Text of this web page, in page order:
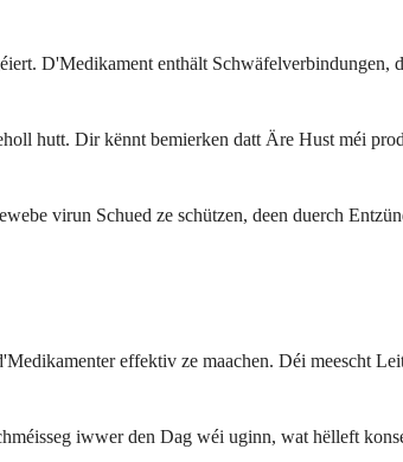
D'Medikament enthält Schwäfelverbindungen,
hutt. Dir kënnt bemierken datt Äre Hust méi
virun Schued ze schützen, deen duerch
effektiv ze maachen. Déi meescht
iwwer den Dag wéi uginn, wat hëlleft